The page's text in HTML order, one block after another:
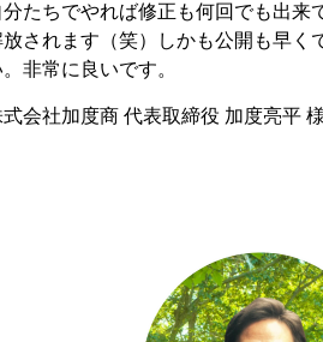
分たちでやれば修正も何回でも出来
放されます（笑）しかも公開も早く
。非常に良いです。
会社加度商 代表取締役 加度亮平